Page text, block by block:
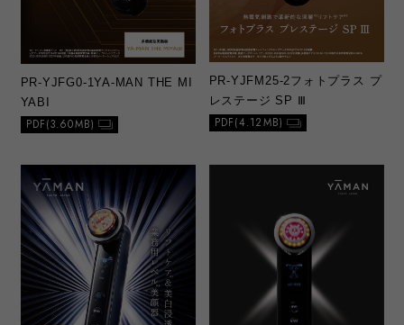
PR-YJFG0-1YA-MAN THE MI
YABI
PDF(3.60MB)
PR-YJFM25-2フォトプラス プ
レステージ SP Ⅲ
PDF(4.12MB)